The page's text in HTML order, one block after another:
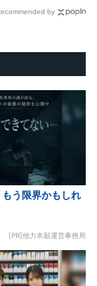
by
う限界かもしれ
[PR]他力本願運営事務局